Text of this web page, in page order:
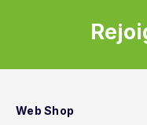
Web Shop